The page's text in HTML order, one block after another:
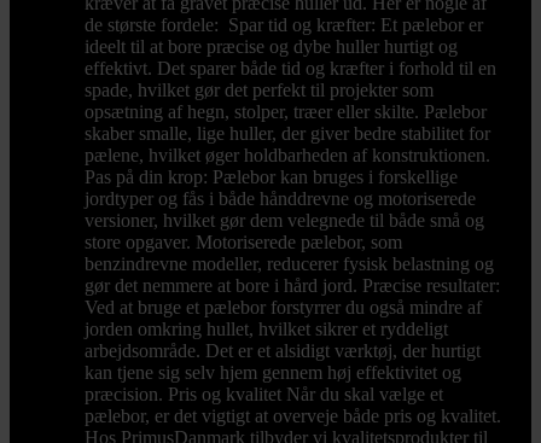
de største fordele: Spar tid og kræfter: Et pælebor er
ideelt til at bore præcise og dybe huller hurtigt og
effektivt. Det sparer både tid og kræfter i forhold til en
spade, hvilket gør det perfekt til projekter som
opsætning af hegn, stolper, træer eller skilte. Pælebor
skaber smalle, lige huller, der giver bedre stabilitet for
pælene, hvilket øger holdbarheden af konstruktionen.
Pas på din krop: Pælebor kan bruges i forskellige
jordtyper og fås i både hånddrevne og motoriserede
versioner, hvilket gør dem velegnede til både små og
store opgaver. Motoriserede pælebor, som
benzindrevne modeller, reducerer fysisk belastning og
gør det nemmere at bore i hård jord. Præcise resultater:
Ved at bruge et pælebor forstyrrer du også mindre af
jorden omkring hullet, hvilket sikrer et ryddeligt
arbejdsområde. Det er et alsidigt værktøj, der hurtigt
kan tjene sig selv hjem gennem høj effektivitet og
præcision. Pris og kvalitet Når du skal vælge et
pælebor, er det vigtigt at overveje både pris og kvalitet.
Hos PrimusDanmark tilbyder vi kvalitetsprodukter til